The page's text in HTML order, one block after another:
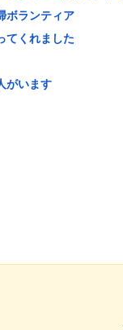
ランティア
てくれました
がいます